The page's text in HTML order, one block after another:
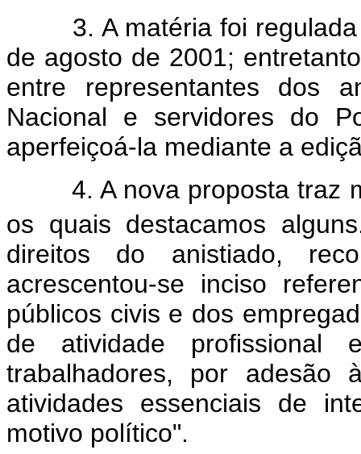
3. A matéria foi regulada
de agosto de 2001;
entre representantes dos
Nacional e servidores do
aperfeiçoá-la mediante a
4. A nova proposta traz
os quais destacamos
direitos do anistiado,
acrescentou-se inciso
públicos civis e dos
de atividade profissional
trabalhadores, por
atividades essenciais de
motivo político".